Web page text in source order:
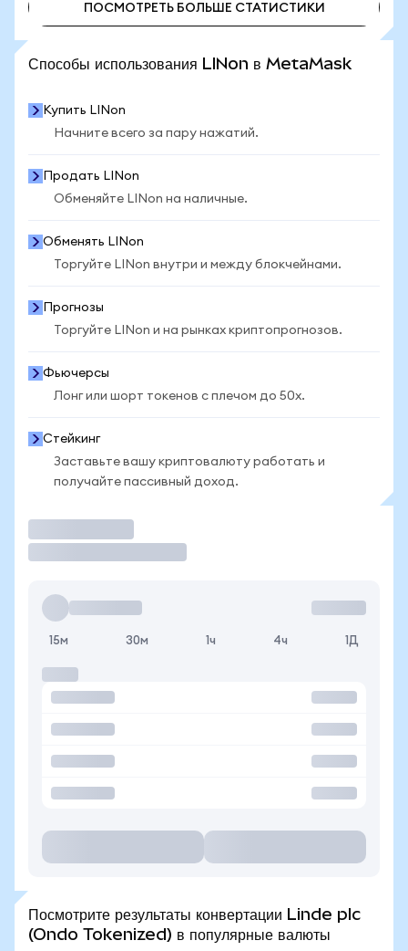
ПОСМОТРЕТЬ БОЛЬШЕ СТАТИСТИКИ
Способы использования LINon в MetaMask
Купить LINon
Начните всего за пару нажатий.
Продать LINon
Обменяйте LINon на наличные.
Обменять LINon
Торгуйте LINon внутри и между блокчейнами.
Прогнозы
Торгуйте LINon и на рынках криптопрогнозов.
Фьючерсы
Лонг или шорт токенов с плечом до 50x.
Стейкинг
Заставьте вашу криптовалюту работать и
получайте пассивный доход.
15м 30м 1ч 4ч 1Д
Посмотрите результаты конвертации Linde plc
(Ondo Tokenized) в популярные валюты